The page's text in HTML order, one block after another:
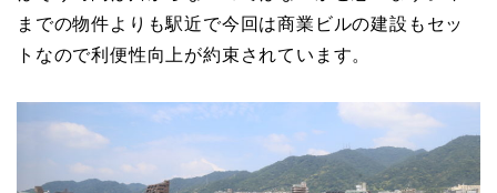
までの物件よりも駅近で今回は商業ビルの建設もセッ
トなので利便性向上が約束されています。